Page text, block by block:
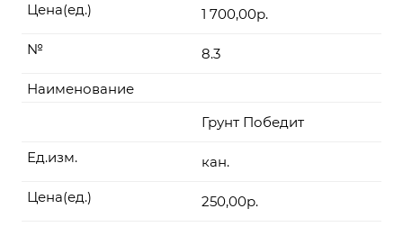
1 700,00р.
Цена(ед.)
8.3
№
Наименование
Грунт Победит
кан.
Ед.изм.
250,00р.
Цена(ед.)